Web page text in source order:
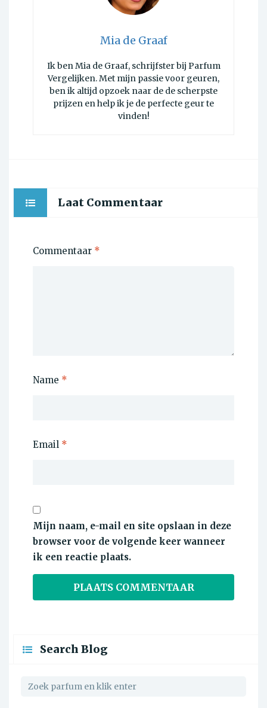
Mia de Graaf
Ik ben Mia de Graaf, schrijfster bij Parfum
Vergelijken. Met mijn passie voor geuren,
ben ik altijd opzoek naar de de scherpste
prijzen en help ik je de perfecte geur te
vinden!
Laat Commentaar
Commentaar *
Name *
Email *
Mijn naam, e-mail en site opslaan in deze
browser voor de volgende keer wanneer
ik een reactie plaats.
Search Blog